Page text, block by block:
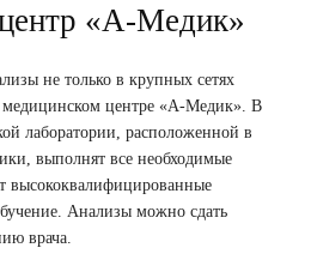
«А-Медик»
не только в крупных сетях
медицинском центре «А-Медик». В
лаборатории, расположенной в
выполнят все необходимые
высококвалифицированные
Анализы можно сдать
врача.